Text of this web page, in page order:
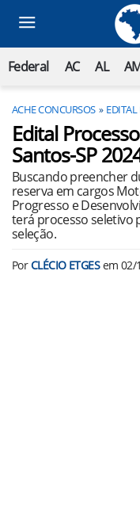
Federal AC AL
ACHE CONCURSOS
Edital
Santos-SP
Buscando preencher
reserva em cargos
Progresso e
terá processo seletivo
seleção.
PorCLÉCIO ETGESem 02/